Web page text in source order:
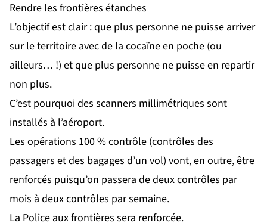
Rendre les frontières étanches
L’objectif est clair : que plus personne ne puisse arriver
sur le territoire avec de la cocaïne en poche (ou
ailleurs… !) et que plus personne ne puisse en repartir
non plus.
C’est pourquoi des scanners millimétriques sont
installés à l’aéroport.
Les opérations 100 % contrôle (contrôles des
passagers et des bagages d’un vol) vont, en outre, être
renforcés puisqu’on passera de deux contrôles par
mois à deux contrôles par semaine.
La Police aux frontières sera renforcée.